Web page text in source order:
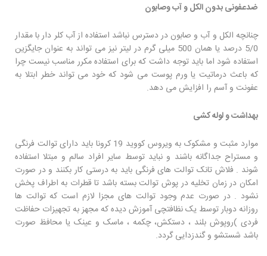
ضدعفونی بدون الکل و آب وصابون
چنانچه الکل و آب و صابون در دسترس نباشد استفاده از آب کلر دار با مقدار
5/0 درصد یا همان 500 میلی گرم در لیتر نیز می تواند به عنوان جایگزین
استفاده شود اما باید توجه داشت که برای استفاده مکرر مناسب نیست چرا
که باعث درماتیت یا ورم پوست می شود که خود می تواند خطر ابتلا به
عفونت و آسم را افزایش می دهد.
بهداشت و لوله کشی
موارد مثبت و مشکوک به ویروس کووید 19 کرونا باید دارای توالت فرنگی
و مستراح جداگانه باشند و نباید توسط سایر افراد سالم و مبتلا استفاده
شوند . فلاش تانک توالت های فرنگی باید به درستی کار بکنند و در صورت
امکان در زمان تخلیه در پوش توالت بسته باشد تا قطرات به اطراف پخش
نشود . در صورت عدم وجود توالت های مجزا لازم است که توالت ها
روزانه دوبار توسط یک نظافتچی آموزش دیده که مجهز به تجهیزات حفاظت
فردی )روپوش بلند ، دستکش، چکمه ، ماسک و عینک یا محافظ صورت
باشد شستشو و گندزدایی گردد.